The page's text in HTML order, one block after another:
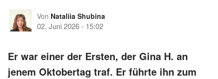
Von Nataliia Shubina
02. Juni 2026- 15:02
Er war einer der Ersten, der Gina H. an
jenem Oktobertag traf. Er führte ihn zum